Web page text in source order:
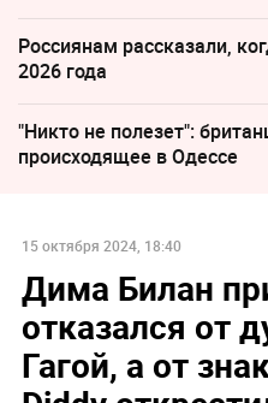
Россиянам рассказали,
2026 года
"Никто не полезет":
происходящее в Одессе
15 октября 2024, 18:40
Дима Билан
отказался от
Гагой, а от